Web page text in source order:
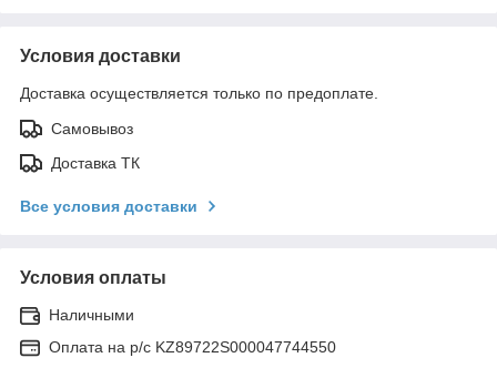
Условия доставки
Доставка осуществляется только по предоплате.
Самовывоз
Доставка ТК
Все условия доставки
Условия оплаты
Наличными
Оплата на р/с KZ89722S000047744550